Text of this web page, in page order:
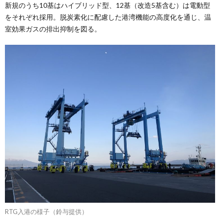
新規のうち10基はハイブリッド型、12基（改造5基含む）は電動型
をそれぞれ採用。脱炭素化に配慮した港湾機能の高度化を通じ、温
室効果ガスの排出抑制を図る。
RTG入港の様子（鈴与提供）